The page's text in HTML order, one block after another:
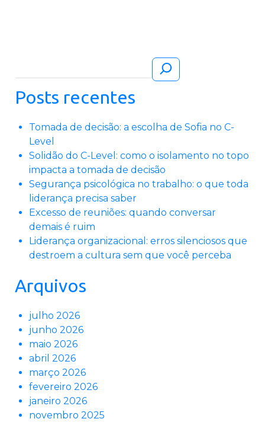
Posts recentes
Tomada de decisão: a escolha de Sofia no C-
Level
Solidão do C-Level: como o isolamento no topo
impacta a tomada de decisão
Segurança psicológica no trabalho: o que toda
liderança precisa saber
Excesso de reuniões: quando conversar
demais é ruim
Liderança organizacional: erros silenciosos que
destroem a cultura sem que você perceba
Arquivos
julho 2026
junho 2026
maio 2026
abril 2026
março 2026
fevereiro 2026
janeiro 2026
novembro 2025